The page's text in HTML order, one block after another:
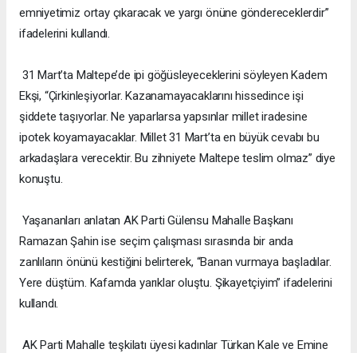
emniyetimiz ortay çıkaracak ve yargı önüne göndereceklerdir”
ifadelerini kullandı.
31 Mart’ta Maltepe’de ipi göğüsleyeceklerini söyleyen Kadem
Ekşi, “Çirkinleşiyorlar. Kazanamayacaklarını hissedince işi
şiddete taşıyorlar. Ne yaparlarsa yapsınlar millet iradesine
ipotek koyamayacaklar. Millet 31 Mart’ta en büyük cevabı bu
arkadaşlara verecektir. Bu zihniyete Maltepe teslim olmaz” diye
konuştu.
Yaşananları anlatan AK Parti Gülensu Mahalle Başkanı
Ramazan Şahin ise seçim çalışması sırasında bir anda
zanlıların önünü kestiğini belirterek, “Banan vurmaya başladılar.
Yere düştüm. Kafamda yarıklar oluştu. Şikayetçiyim” ifadelerini
kullandı.
AK Parti Mahalle teşkilatı üyesi kadınlar Türkan Kale ve Emine